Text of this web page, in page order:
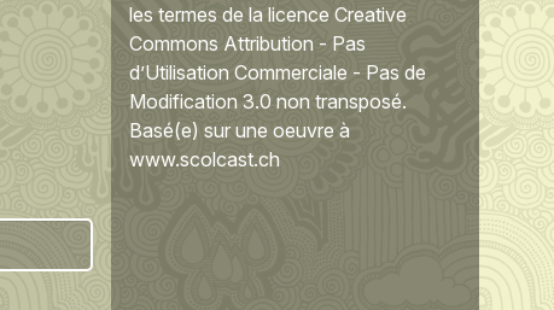
les termes de la licence Creative
Commons Attribution - Pas
d’Utilisation Commerciale - Pas de
Modification 3.0 non transposé.
Basé(e) sur une oeuvre à
www.scolcast.ch